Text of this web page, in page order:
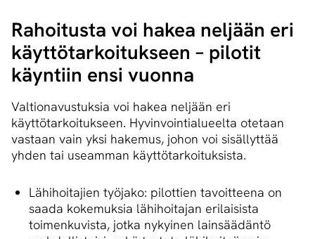
Rahoitusta voi hakea neljään eri
käyt­tö­tar­koi­tuk­seen – pilotit
käyntiin ensi vuonna
Valtionavustuksia voi hakea neljään eri
käyttötarkoitukseen. Hyvinvointialueelta otetaan
vastaan vain yksi hakemus, johon voi sisällyttää
yhden tai useamman käyttötarkoituksista.
Lähihoitajien työjako: pilottien tavoitteena on
saada kokemuksia lähihoitajan erilaisista
toimenkuvista, jotka nykyinen lainsäädäntö